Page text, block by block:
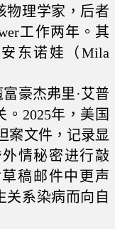
物理学家，后者
工作两年。其
东诺娃（Mila
豪杰弗里·艾普
。2025年，美国
案文件，记录显
情秘密进行敲
稿邮件中更声
关系染病而向自